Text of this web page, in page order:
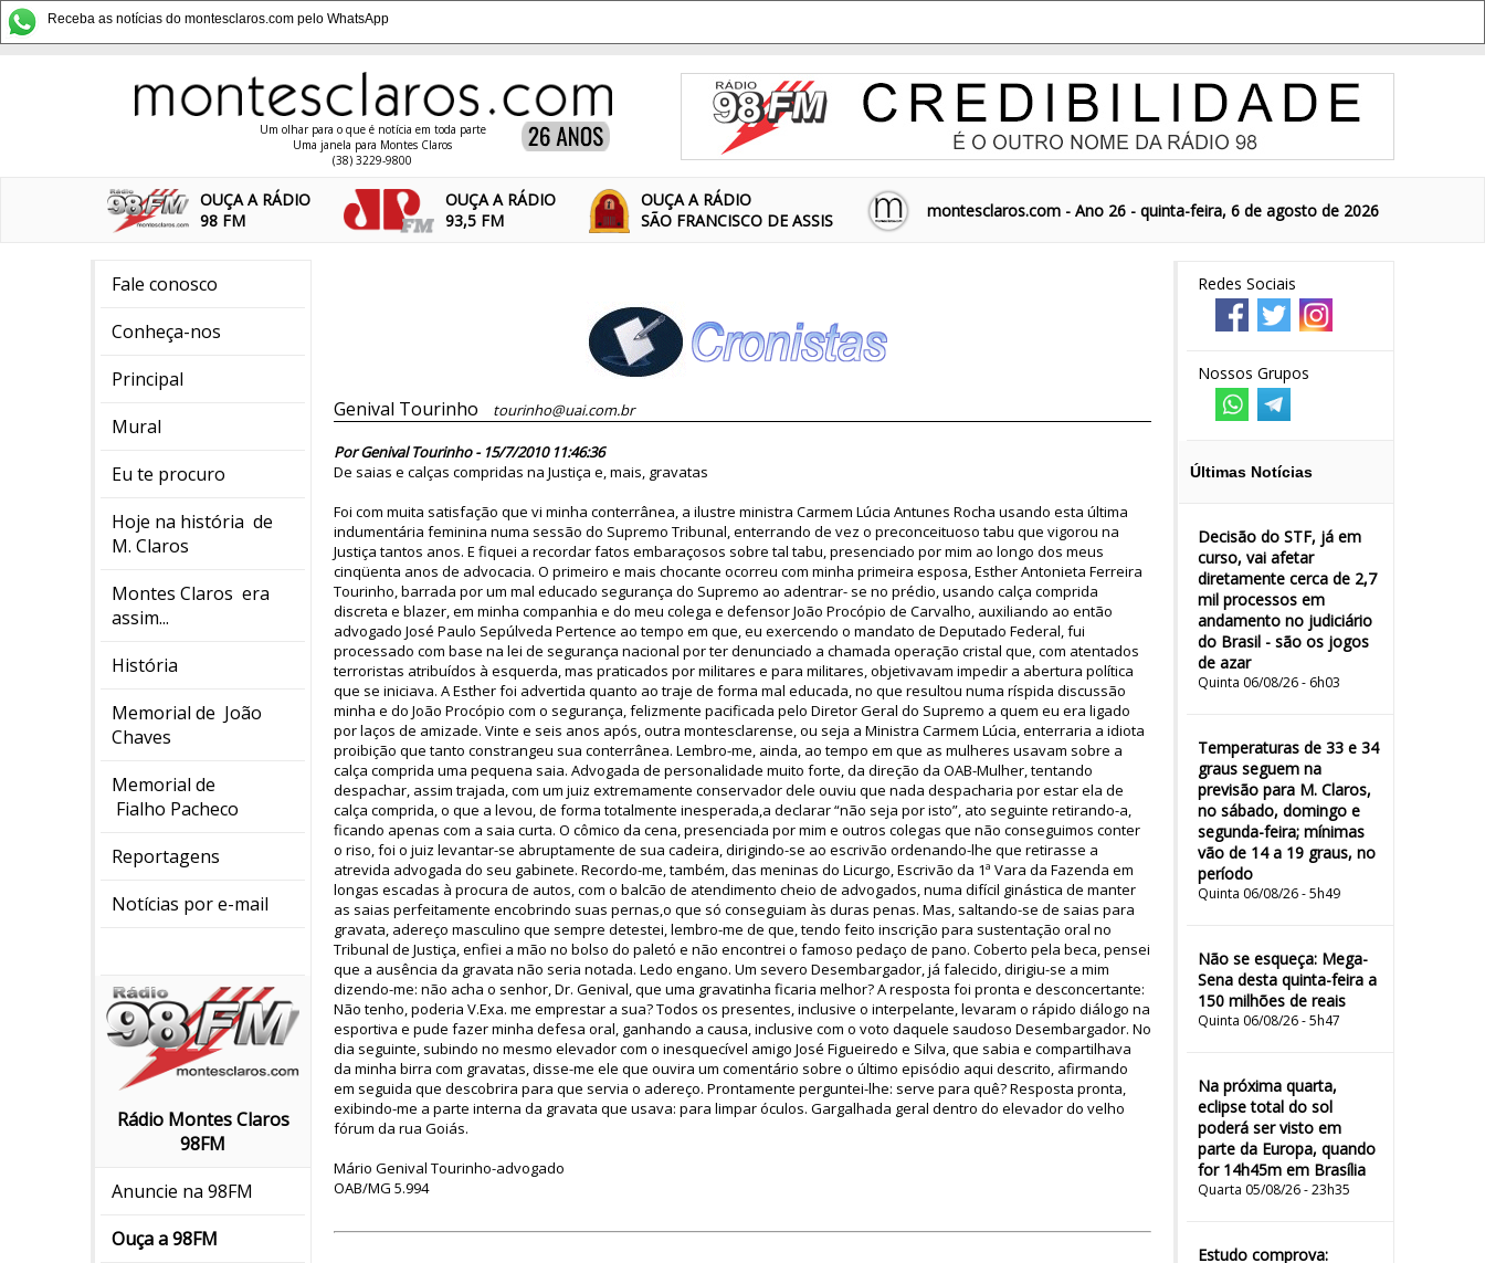
Receba as notícias do montesclaros.com pelo WhatsApp
Um olhar para o que é notícia em toda parte
Uma janela para Montes Claros
(38) 3229-9800
OUÇA A RÁDIO
98 FM
OUÇA A RÁDIO
93,5 FM
OUÇA A RÁDIO
SÃO FRANCISCO DE ASSIS
montesclaros.com - Ano 26 - quinta-feira, 6 de agosto de 2026
Fale conosco
Conheça-nos
Principal
Mural
Eu te procuro
Hoje na história de
M. Claros
Montes Claros era
assim...
História
Memorial de João
Chaves
Memorial de
Fialho Pacheco
Reportagens
Notícias por e-mail
Rádio Montes Claros
98FM
Anuncie na 98FM
Ouça a 98FM
Redes Sociais
Nossos Grupos
Últimas Notícias
Decisão do STF, já em
curso, vai afetar
diretamente cerca de 2,7
mil processos em
andamento no judiciário
do Brasil - são os jogos
de azar
Quinta 06/08/26 - 6h03
Temperaturas de 33 e 34
graus seguem na
previsão para M. Claros,
no sábado, domingo e
segunda-feira; mínimas
vão de 14 a 19 graus, no
período
Quinta 06/08/26 - 5h49
Não se esqueça: Mega-
Sena desta quinta-feira a
150 milhões de reais
Quinta 06/08/26 - 5h47
Na próxima quarta,
eclipse total do sol
poderá ser visto em
parte da Europa, quando
for 14h45m em Brasília
Quarta 05/08/26 - 23h35
Estudo comprova:
Genival Tourinho
tourinho@uai.com.br
Por Genival Tourinho - 15/7/2010 11:46:36
De saias e calças compridas na Justiça e, mais, gravatas
Foi com muita satisfação que vi minha conterrânea, a ilustre ministra Carmem Lúcia Antunes Rocha usando esta última
indumentária feminina numa sessão do Supremo Tribunal, enterrando de vez o preconceituoso tabu que vigorou na
Justiça tantos anos. E fiquei a recordar fatos embaraçosos sobre tal tabu, presenciado por mim ao longo dos meus
cinqüenta anos de advocacia. O primeiro e mais chocante ocorreu com minha primeira esposa, Esther Antonieta Ferreira
Tourinho, barrada por um mal educado segurança do Supremo ao adentrar- se no prédio, usando calça comprida
discreta e blazer, em minha companhia e do meu colega e defensor João Procópio de Carvalho, auxiliando ao então
advogado José Paulo Sepúlveda Pertence ao tempo em que, eu exercendo o mandato de Deputado Federal, fui
processado com base na lei de segurança nacional por ter denunciado a chamada operação cristal que, com atentados
terroristas atribuídos à esquerda, mas praticados por militares e para militares, objetivavam impedir a abertura política
que se iniciava. A Esther foi advertida quanto ao traje de forma mal educada, no que resultou numa ríspida discussão
minha e do João Procópio com o segurança, felizmente pacificada pelo Diretor Geral do Supremo a quem eu era ligado
por laços de amizade. Vinte e seis anos após, outra montesclarense, ou seja a Ministra Carmem Lúcia, enterraria a idiota
proibição que tanto constrangeu sua conterrânea. Lembro-me, ainda, ao tempo em que as mulheres usavam sobre a
calça comprida uma pequena saia. Advogada de personalidade muito forte, da direção da OAB-Mulher, tentando
despachar, assim trajada, com um juiz extremamente conservador dele ouviu que nada despacharia por estar ela de
calça comprida, o que a levou, de forma totalmente inesperada,a declarar “não seja por isto”, ato seguinte retirando-a,
ficando apenas com a saia curta. O cômico da cena, presenciada por mim e outros colegas que não conseguimos conter
o riso, foi o juiz levantar-se abruptamente de sua cadeira, dirigindo-se ao escrivão ordenando-lhe que retirasse a
atrevida advogada do seu gabinete. Recordo-me, também, das meninas do Licurgo, Escrivão da 1ª Vara da Fazenda em
longas escadas à procura de autos, com o balcão de atendimento cheio de advogados, numa difícil ginástica de manter
as saias perfeitamente encobrindo suas pernas,o que só conseguiam às duras penas. Mas, saltando-se de saias para
gravata, adereço masculino que sempre detestei, lembro-me de que, tendo feito inscrição para sustentação oral no
Tribunal de Justiça, enfiei a mão no bolso do paletó e não encontrei o famoso pedaço de pano. Coberto pela beca, pensei
que a ausência da gravata não seria notada. Ledo engano. Um severo Desembargador, já falecido, dirigiu-se a mim
dizendo-me: não acha o senhor, Dr. Genival, que uma gravatinha ficaria melhor? A resposta foi pronta e desconcertante:
Não tenho, poderia V.Exa. me emprestar a sua? Todos os presentes, inclusive o interpelante, levaram o rápido diálogo na
esportiva e pude fazer minha defesa oral, ganhando a causa, inclusive com o voto daquele saudoso Desembargador. No
dia seguinte, subindo no mesmo elevador com o inesquecível amigo José Figueiredo e Silva, que sabia e compartilhava
da minha birra com gravatas, disse-me ele que ouvira um comentário sobre o último episódio aqui descrito, afirmando
em seguida que descobrira para que servia o adereço. Prontamente perguntei-lhe: serve para quê? Resposta pronta,
exibindo-me a parte interna da gravata que usava: para limpar óculos. Gargalhada geral dentro do elevador do velho
fórum da rua Goiás.
Mário Genival Tourinho-advogado
OAB/MG 5.994